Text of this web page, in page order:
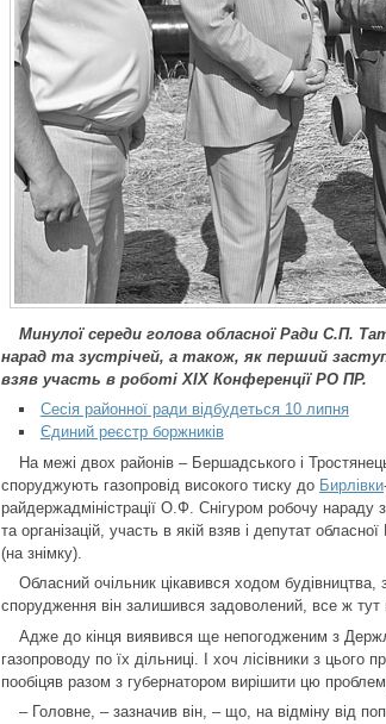
Минулої середи голова обласної Ради С.П.
нарад та зустрічей, а також, як перший
взяв участь в роботі ХІХ Конференції РО ПР.
Сесія районної ради відбудеться 10 липня
Єдиний реєстр боржників
На межі двох районів – Бершадського і
споруджують газопровід високого тиску до Бирлівки
райдержадміністрації О.Ф. Снігуром робочу нараду
та організацій, участь в якій взяв і депутат
(на знімку).
Обласний очільник цікавився ходом будівництва,
спорудження він залишився задоволений, все ж тут
Адже до кінця виявився ще непогодженим з
газопроводу по їх дільниці. І хоч лісівники з
пообіцяв разом з губернатором вирішити цю
– Головне, – зазначив він, – що, на відміну від